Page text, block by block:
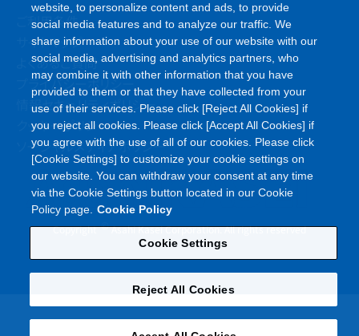
ご利用条件
サイトマップ
よくあるご質問
プライバシーポリシー
情報セキュリティポリシー
クッキーポリシー
ソーシャルメディアポリシー
Copyright©Asahi Kasei Corporation. All rights reserved
website, to personalize content and ads, to provide
social media features and to analyze our traffic. We
share information about your use of our website with our
social media, advertising and analytics partners, who
may combine it with other information that you have
provided to them or that they have collected from your
use of their services. Please click [Reject All Cookies] if
you reject all cookies. Please click [Accept All Cookies] if
you agree with the use of all of our cookies. Please click
[Cookie Settings] to customize your cookie settings on
our website. You can withdraw your consent at any time
via the Cookie Settings button located in our Cookie
Policy page. Cookie Policy
Cookie Settings
Reject All Cookies